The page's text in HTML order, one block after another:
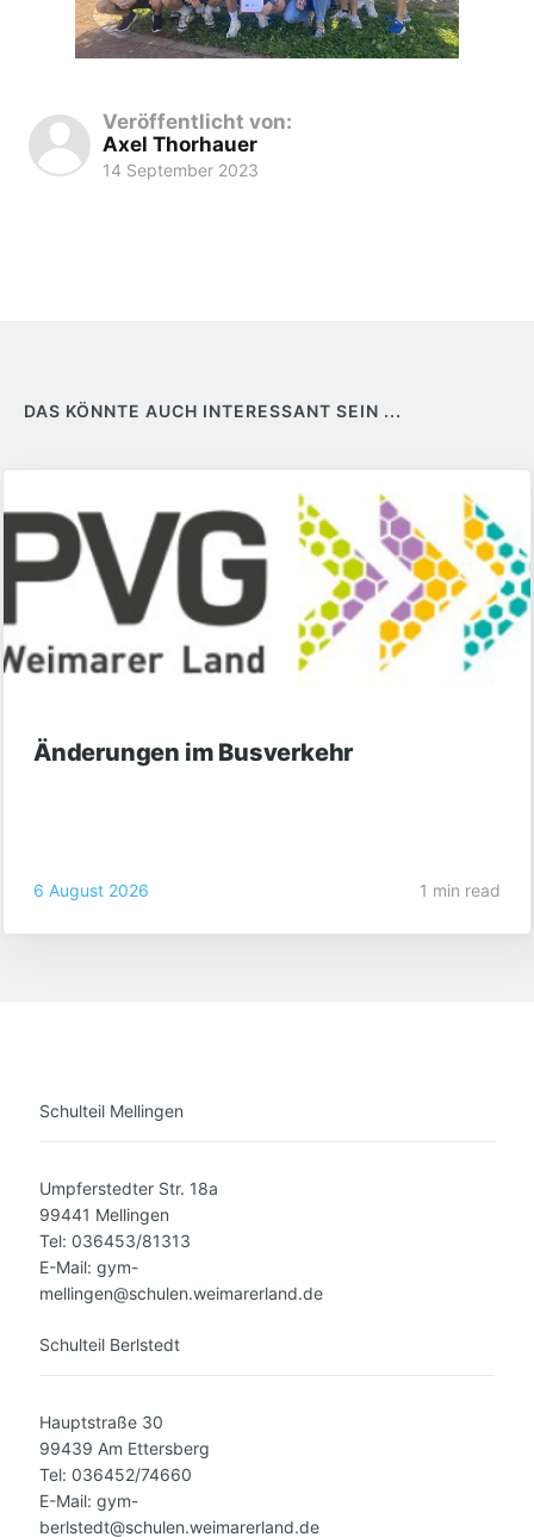
Veröffentlicht von:
Axel Thorhauer
14 September 2023
DAS KÖNNTE AUCH INTERESSANT SEIN ...
Änderungen im Busverkehr
6 August 2026 1 min read
Schulteil Mellingen
Umpferstedter Str. 18a
99441 Mellingen
Tel: 036453/81313
E-Mail: gym-
mellingen@schulen.weimarerland.de
Schulteil Berlstedt
Hauptstraße 30
99439 Am Ettersberg
Tel: 036452/74660
E-Mail: gym-
berlstedt@schulen.weimarerland.de